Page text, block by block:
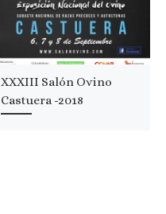
XXXIII Salón Ovino
Castuera -2018